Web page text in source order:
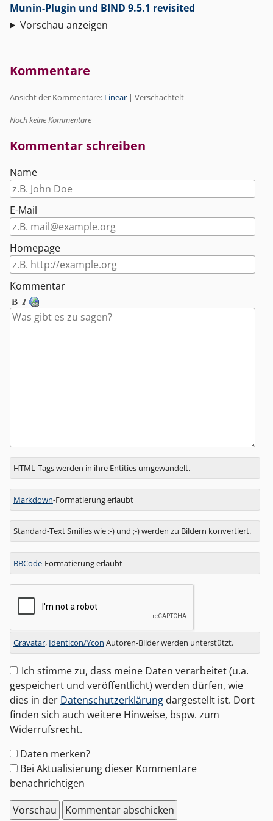
Munin-Plugin und BIND 9.5.1 revisited
Vorschau anzeigen
Kommentare
Ansicht der Kommentare: Linear | Verschachtelt
Noch keine Kommentare
Kommentar schreiben
Name
E-Mail
Homepage
Kommentar
Antwort
zu
HTML-Tags werden in ihre Entities umgewandelt.
Markdown-Formatierung erlaubt
Standard-Text Smilies wie :-) und ;-) werden zu Bildern konvertiert.
BBCode-Formatierung erlaubt
Gravatar, Identicon/Ycon Autoren-Bilder werden unterstützt.
Ich stimme zu, dass meine Daten verarbeitet (u.a.
gespeichert und veröffentlicht) werden dürfen, wie
dies in der Datenschutzerklärung dargestellt ist. Dort
finden sich auch weitere Hinweise, bspw. zum
Widerrufsrecht.
Formular-
Optionen
Daten merken?
Bei Aktualisierung dieser Kommentare
benachrichtigen